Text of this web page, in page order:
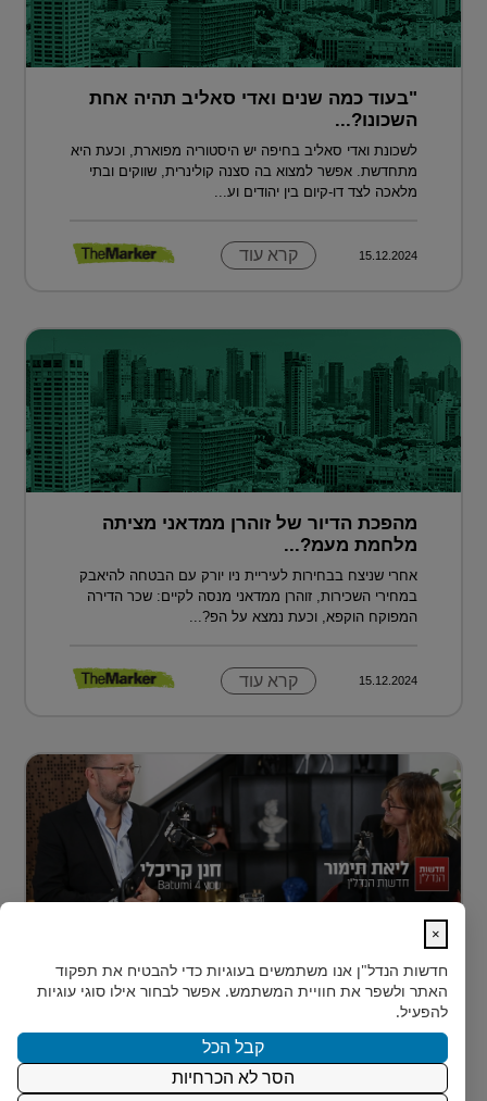
"בעוד כמה שנים ואדי סאליב תהיה אחת
השכונו?...
לשכונת ואדי סאליב בחיפה יש היסטוריה מפוארת, וכעת היא
מתחדשת. אפשר למצוא בה סצנה קולינרית, שווקים ובתי
מלאכה לצד דו-קיום בין יהודים וע...
15.12.2024 קרא עוד
מהפכת הדיור של זוהרן ממדאני מציתה
מלחמת מעמ?...
אחרי שניצח בבחירות לעיריית ניו יורק עם הבטחה להיאבק
במחירי השכירות, זוהרן ממדאני מנסה לקיים: שכר הדירה
המפוקח הוקפא, וכעת נמצא על הפ?...
15.12.2024 קרא עוד
הראשון?
רבים מאיתנו הישראלים חולמים על השקעת נדל״ן – אבל
נתקעים בשלב הראשון.
15.12.2024 קרא עוד
×
חדשות הנדל"ן אנו משתמשים בעוגיות כדי להבטיח את תפקוד
האתר ולשפר את חוויית המשתמש. אפשר לבחור אילו סוגי עוגיות
להפעיל.
קבל הכל
הסר לא הכרחיות